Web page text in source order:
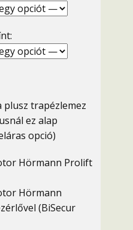
plusz trapézlemez
ez alap
opció)
Hörmann Prolift
Hörmann
(BiSecur